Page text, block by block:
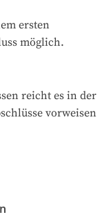
ersten
möglich.
reicht es in der
vorweisen